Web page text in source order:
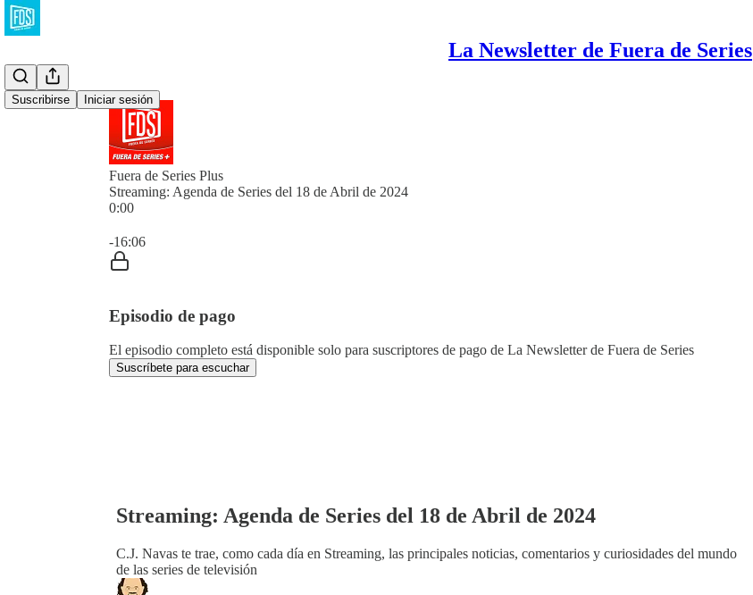
La Newsletter de Fuera de Series
Suscribirse Iniciar sesión
Fuera de Series Plus
Streaming: Agenda de Series del 18 de Abril de 2024
0:00
-16:06
Episodio de pago
El episodio completo está disponible solo para suscriptores de pago de La Newsletter de Fuera de Series
Suscríbete para escuchar
Streaming: Agenda de Series del 18 de Abril de 2024
C.J. Navas te trae, como cada día en Streaming, las principales noticias, comentarios y curiosidades del mundo
de las series de televisión